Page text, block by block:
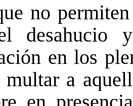
no
desahucio
en los
a